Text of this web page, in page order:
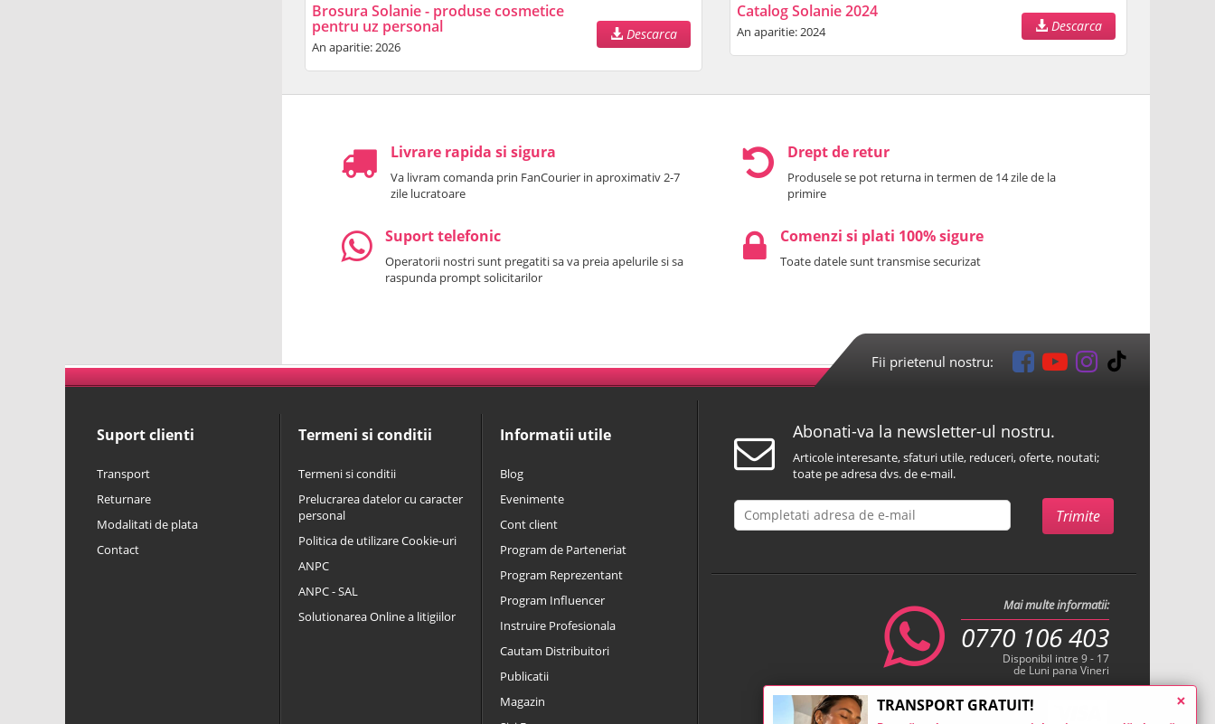
Brosura Solanie - produse cosmetice
pentru uz personal
An aparitie: 2026
Descarca
Catalog Solanie 2024
An aparitie: 2024 Descarca
Livrare rapida si sigura
Va livram comanda prin FanCourier in aproximativ 2-7
zile lucratoare
Drept de retur
Produsele se pot returna in termen de 14 zile de la
primire
Suport telefonic
Operatorii nostri sunt pregatiti sa va preia apelurile si sa
raspunda prompt solicitarilor
Comenzi si plati 100% sigure
Toate datele sunt transmise securizat
Fii prietenul nostru:
Suport clienti
Transport
Returnare
Modalitati de plata
Contact
Termeni si conditii
Termeni si conditii
Prelucrarea datelor cu caracter
personal
Politica de utilizare Cookie-uri
ANPC
ANPC - SAL
Solutionarea Online a litigiilor
Informatii utile
Blog
Evenimente
Cont client
Program de Parteneriat
Program Reprezentant
Program Influencer
Instruire Profesionala
Cautam Distribuitori
Publicatii
Magazin
Abonati-va la newsletter-ul nostru.
Articole interesante, sfaturi utile, reduceri, oferte, noutati;
toate pe adresa dvs. de e-mail.
Mai multe informatii:
0770 106 403
Disponibil intre 9 - 17
de Luni pana Vineri
×
TRANSPORT GRATUIT!